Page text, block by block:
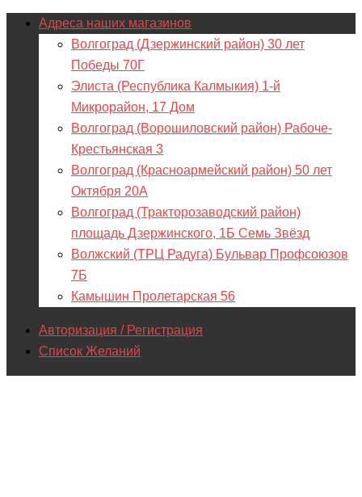
Адреса наших магазинов
Волгоград (Дзержинский район) 30 лет
Победы 70Г
Элиста (Республика Калмыкия) 1-й
Микрорайон, 17 Дом
Волгоград (Ворошиловский район) Рабоче-
Крестьянская 3
Волгоград (Красноармейский район) 50 лет
Октября 20А
Волгоград (Тракторозаводский район)
площадь Дзержинского, 1Б Семь Звёзд
Волжский (ТРЦ Радуга) Бульвар Профсоюзов
7Б
Камышин Пролетарская 56
Авторизация / Регистрация
Список Желаний